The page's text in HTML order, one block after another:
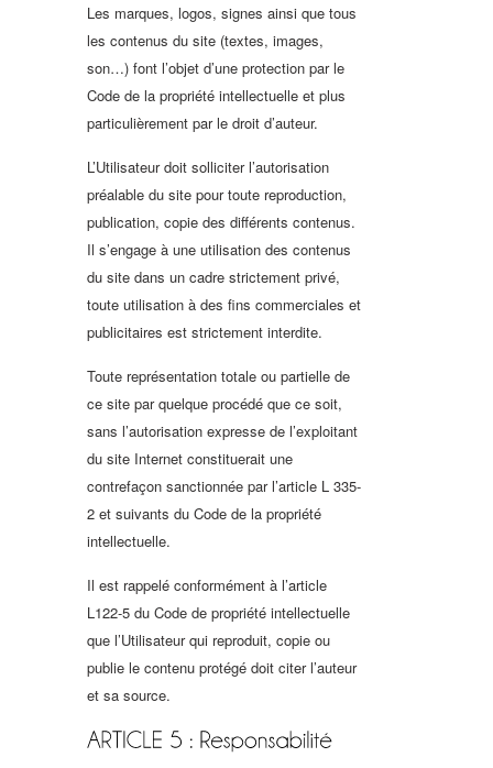
Les marques, logos, signes ainsi que tous
les contenus du site (textes, images,
son…) font l’objet d’une protection par le
Code de la propriété intellectuelle et plus
particulièrement par le droit d’auteur.
L’Utilisateur doit solliciter l’autorisation
préalable du site pour toute reproduction,
publication, copie des différents contenus.
Il s’engage à une utilisation des contenus
du site dans un cadre strictement privé,
toute utilisation à des fins commerciales et
publicitaires est strictement interdite.
Toute représentation totale ou partielle de
ce site par quelque procédé que ce soit,
sans l’autorisation expresse de l’exploitant
du site Internet constituerait une
contrefaçon sanctionnée par l’article L 335-
2 et suivants du Code de la propriété
intellectuelle.
Il est rappelé conformément à l’article
L122-5 du Code de propriété intellectuelle
que l’Utilisateur qui reproduit, copie ou
publie le contenu protégé doit citer l’auteur
et sa source.